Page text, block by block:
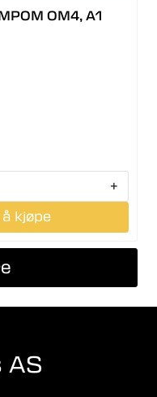
OM4, A1
+
kjøpe
AS